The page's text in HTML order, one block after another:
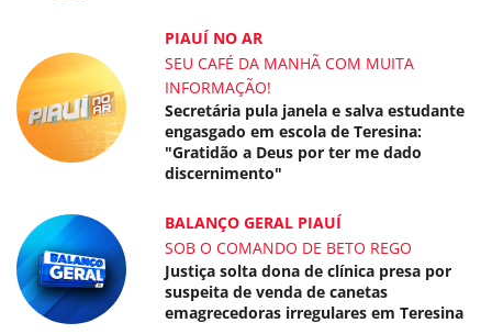
PIAUÍ NO AR
SEU CAFÉ DA MANHÃ COM MUITA
INFORMAÇÃO!
Secretária pula janela e salva estudante
engasgado em escola de Teresina:
"Gratidão a Deus por ter me dado
discernimento"
BALANÇO GERAL PIAUÍ
SOB O COMANDO DE BETO REGO
Justiça solta dona de clínica presa por
suspeita de venda de canetas
emagrecedoras irregulares em Teresina